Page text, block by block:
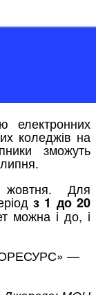
електронних
коледжів на
зможуть
Для
з 1 до 20
можна і до, і
—